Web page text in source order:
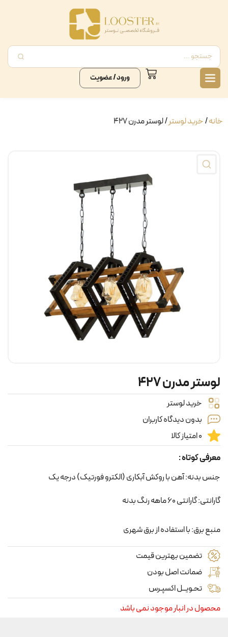
ورود / عضویت
خانه/خرید لوستر/ لوستر مدرن ۴۲۷
لوستر مدرن ۴۲۷
خرید لوستر
بدون دیدگاه کاربران
0 امتیاز کالا
معرفی کوتاه :
جنس بدنه: آهن با روکش آبکاری (الکترو فورتیک) درجه یک
گارانتی: گارانتی 60 ماهه رنگ بدنه
منبع برق: با استفاده از برق شهری
تضمین بهترین قیمت
ضمانت اصل بودن
تحـویــل اکسپـرس
محصول در انبار موجود نمی باشد